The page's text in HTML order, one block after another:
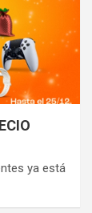
ya está